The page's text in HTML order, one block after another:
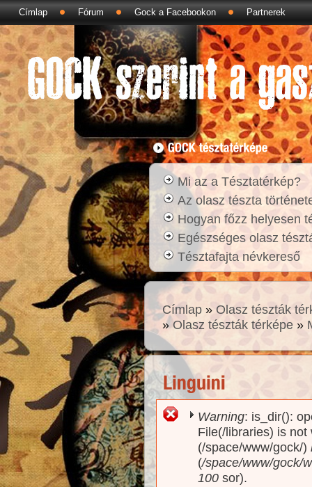
Címlap Fórum Gock a Facebookon Partnerek
Mi az a Tésztatérkép?
Az olasz tészta
Hogyan főzz helyesen
Egészséges olasz
Tésztafajta névkereső
Címlap »Olasz tészták
»Olasz tészták térképe »
Hibaüzenet
Warning: is_dir():
File(/libraries) is
(/space/www/gock/)
(/space/www/gock/
100 sor).